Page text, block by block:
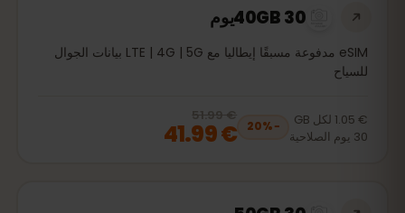
40GB 30يوم
eSIM مدفوعة مسبقًا إيطاليا مع LTE | 4G | 5G بيانات الجوال
للسياح
€ 1.05 لكل GB
30 يوم الصلاحية
−
20%
20% off, was
€ 41.99 € 51.99
€ 41.99